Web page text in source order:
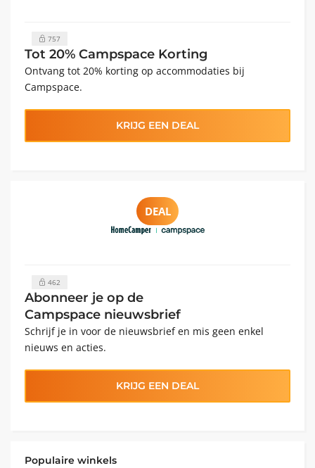
757
Tot 20% Campspace Korting
Ontvang tot 20% korting op accommodaties bij
Campspace.
KRIJG EEN DEAL
DEAL
462
Abonneer je op de
Campspace nieuwsbrief
Schrijf je in voor de nieuwsbrief en mis geen enkel
nieuws en acties.
KRIJG EEN DEAL
Populaire winkels